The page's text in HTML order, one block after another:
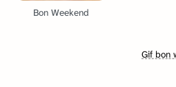
Bon Weekend
Gif bon